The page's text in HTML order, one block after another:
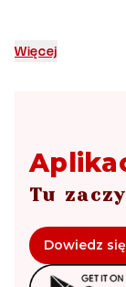
Więcej
Tu
Dowiedz